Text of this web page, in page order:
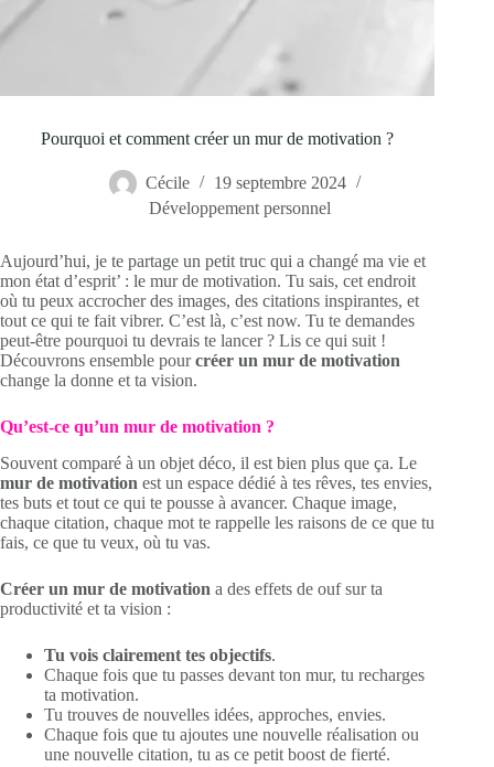
Pourquoi et comment créer un mur de motivation ?
Cécile
19 septembre 2024
Développement personnel
Aujourd’hui, je te partage un petit truc qui a changé ma vie et
mon état d’esprit’ : le mur de motivation. Tu sais, cet endroit
où tu peux accrocher des images, des citations inspirantes, et
tout ce qui te fait vibrer. C’est là, c’est now. Tu te demandes
peut-être pourquoi tu devrais te lancer ? Lis ce qui suit !
Découvrons ensemble pourcréer un mur de motivation
change la donne et ta vision.
Qu’est-ce qu’un mur de motivation ?
Souvent comparé à un objet déco, il est bien plus que ça. Le
mur de motivation est un espace dédié à tes rêves, tes envies,
tes buts et tout ce qui te pousse à avancer. Chaque image,
chaque citation, chaque mot te rappelle les raisons de ce que tu
fais, ce que tu veux, où tu vas.
Créer un mur de motivation a des effets de ouf sur ta
productivité et ta vision :
Tu vois clairement tes objectifs.
Chaque fois que tu passes devant ton mur, tu recharges
ta motivation.
Tu trouves de nouvelles idées, approches, envies.
Chaque fois que tu ajoutes une nouvelle réalisation ou
une nouvelle citation, tu as ce petit boost de fierté.